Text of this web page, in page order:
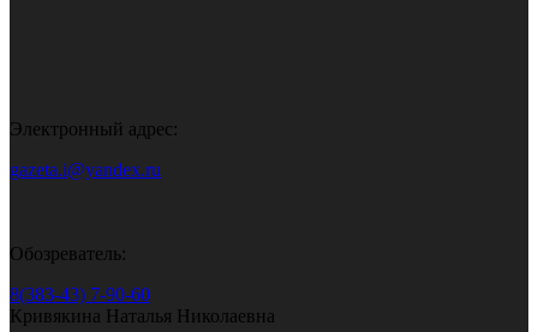
Электронный адрес:
gazeta.i@yandex.ru
Обозреватель:
8(383-43) 7-90-60
Кривякина Наталья Николаевна